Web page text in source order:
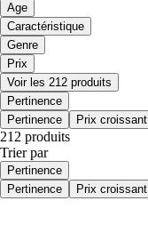
Age
Caractéristique
Genre
Prix
Voir les 212 produits
Pertinence
Pertinence
Prix croissant
212 produits
Trier par
Pertinence
Pertinence
Prix croissant